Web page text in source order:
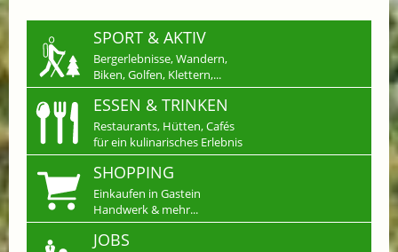
SPORT & AKTIV
Bergerlebnisse, Wandern,
Biken, Golfen, Klettern,...
ESSEN & TRINKEN
Restaurants, Hütten, Cafés
für ein kulinarisches Erlebnis
SHOPPING
Einkaufen in Gastein
Handwerk & mehr...
JOBS